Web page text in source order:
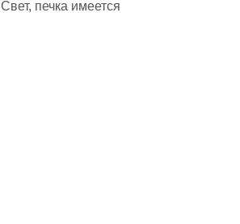
Свет, печка имеется